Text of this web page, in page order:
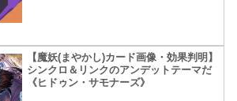
【魔妖(まやかし)カード画像・効果判明】
シンクロ＆リンクのアンデットテーマだ
《ヒドゥン・サモナーズ》